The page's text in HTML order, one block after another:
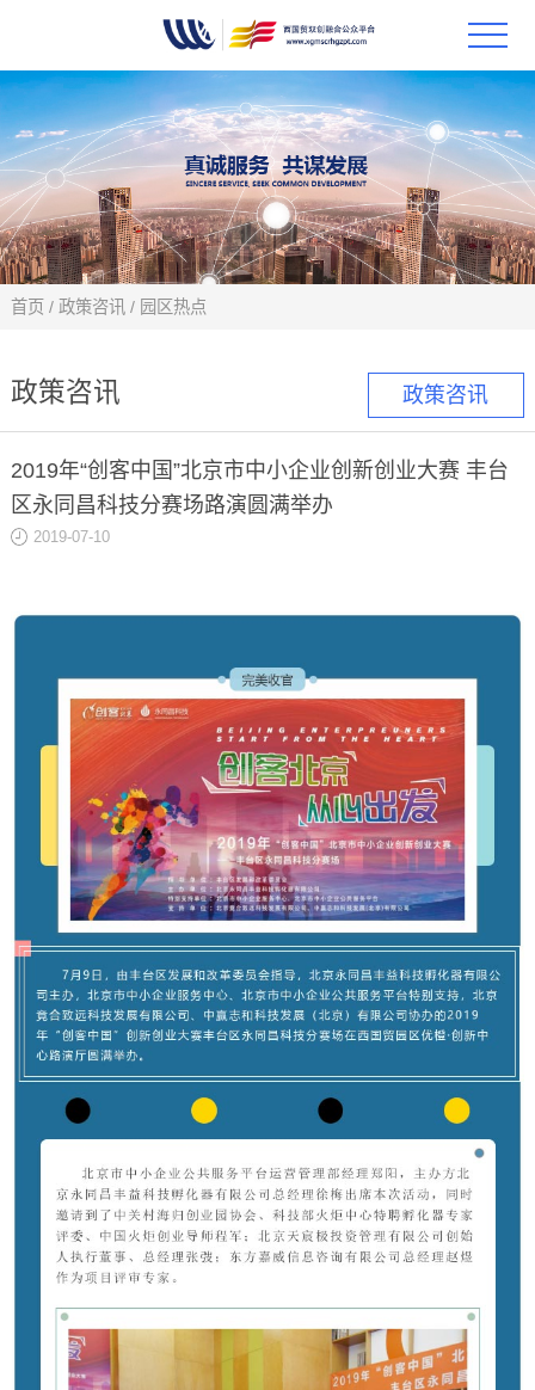
首页
政策
科技
合作
创新
政策咨讯
首页 / 政策咨讯 / 园区热点
政策咨讯
2019年“创客中国”北京市中小企业创新创业大赛 丰台
区永同昌科技分赛场路演圆满举办
2019-07-10